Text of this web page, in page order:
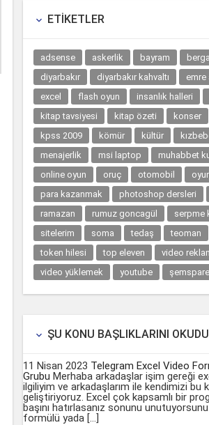
 ETIKETLER
adsense askerlik bayram
diyarbakır
diyarbakır kahvaltı
emre
excel
flash oyun insanlık halleri
kitap tavsiyesi
kitap özeti konser
kpss 2009
kömür kültür
menajerlik
msi laptop
muhabbet
online oyun
oruç otomobil
para kazanmak
photoshop dersleri
ramazan
rumuz goncagül
serpme
sitelerim
soma tedaş teoman
token hilesi
top eleven
video
video yüklemek
youtube şemspare
 ŞU KONU BAŞLIKLARINI
11 Nisan 2023 Telegram Excel Video
Grubu Merhaba arkadaşlar işim gereği
ilgiliyim ve arkadaşlarım ile kendimizi bu
geliştiriyoruz. Excel çok kapsamlı bir
başını hatırlasanız sonunu
formülü yada […]